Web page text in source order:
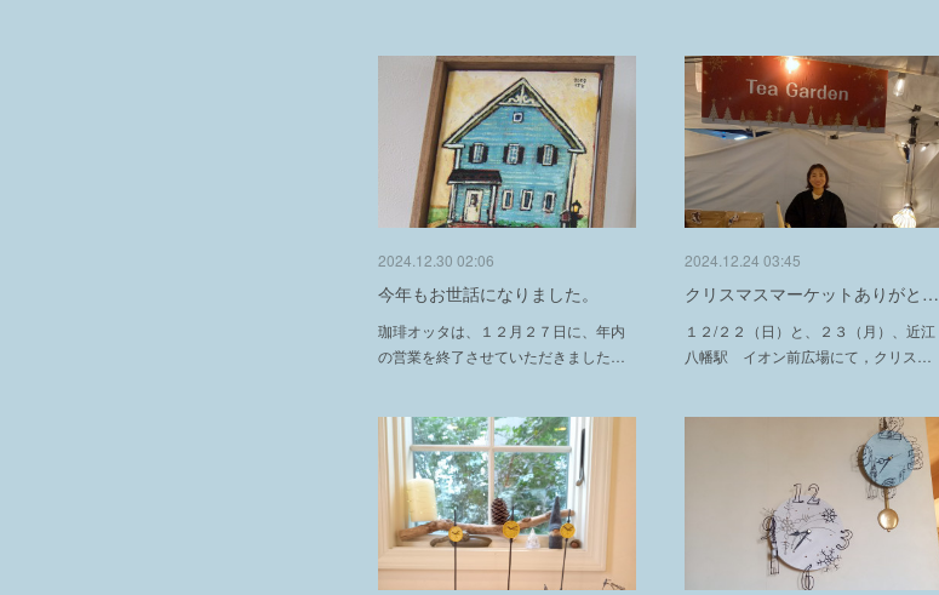
2024.12.30 02:06
今年もお世話になりました。
珈琲オッタは、１２月２７日に、年内
の営業を終了させていただきました…
2024.12.24 03:45
クリスマスマーケットありがと…
１２/２２（日）と、２３（月）、近江
八幡駅 イオン前広場にて，クリス…